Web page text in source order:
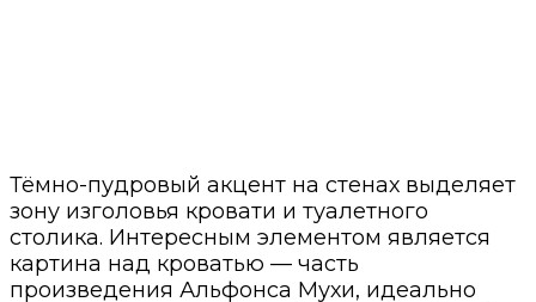
Тёмно-пудровый акцент на стенах выделяет
зону изголовья кровати и туалетного
столика. Интересным элементом является
картина над кроватью — часть
произведения Альфонса Мухи, идеально